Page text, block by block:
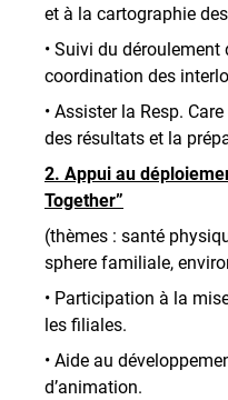
et à la cartographie
• Suivi du
coordination des
• Assister la Resp.
des résultats et la
2. Appui au
Together”
(thèmes : santé
sphere familiale,
• Participation à la
les filiales.
• Aide au
d’animation.